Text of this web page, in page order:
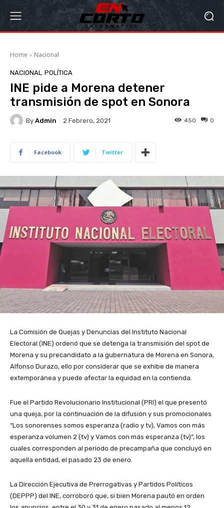
Home Nacional
NACIONAL POLÍTICA
INE pide a Morena detener
transmisión de spot en Sonora
By Admin 2 Febrero, 2021 0
450
Facebook Twitter
La Comisión de Quejas y Denuncias del Instituto Nacional
Electoral (INE) ordenó que se detenga la transmisión del spot de
Morena y su precandidato a la gubernatura de Morena en Sonora,
Alfonso Durazo, ello por considerar que se exhibe de manera
extemporánea y puede afectar la equidad en la contienda.
Fue el Partido Revolucionario Institucional (PRI) el que presentó
una queja, por la continuación de la difusión y sus promocionales
“Los sonorenses somos esperanza (radio y tv), Vamos con más
esperanza volumen 2 (tv) y Vamos con más esperanza (tv)”, los
cuales corresponden al periodo de precampaña que concluyó en
aquella entidad, el pasado 23 de enero.
La Dirección Ejecutiva de Prerrogativas y Partidos Políticos
(DEPPP) del INE, corroboró que, si bien Morena pautó en orden